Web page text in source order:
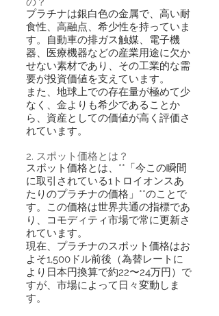
プラチナは銀白色の金属で、高い耐
食性、高融点、希少性を持っていま
す。自動車の排ガス触媒、電子機
器、医療機器などの産業用途に欠か
せない素材であり、その工業的な需
要が投資価値を支えています。
また、地球上での存在量が極めて少
なく、金よりも希少であることか
ら、資産としての価値が高く評価さ
れています。
2. スポット価格とは？
スポット価格とは、**「今この瞬間
に取引されている1トロイオンスあ
たりのプラチナの価格」**のことで
す。この価格は世界共通の指標であ
り、コモディティ市場で常に更新さ
れています。
現在、プラチナのスポット価格はお
よそ1,500ドル前後（為替レートに
より日本円換算で約22〜24万円）で
すが、市場によって日々変動しま
す。